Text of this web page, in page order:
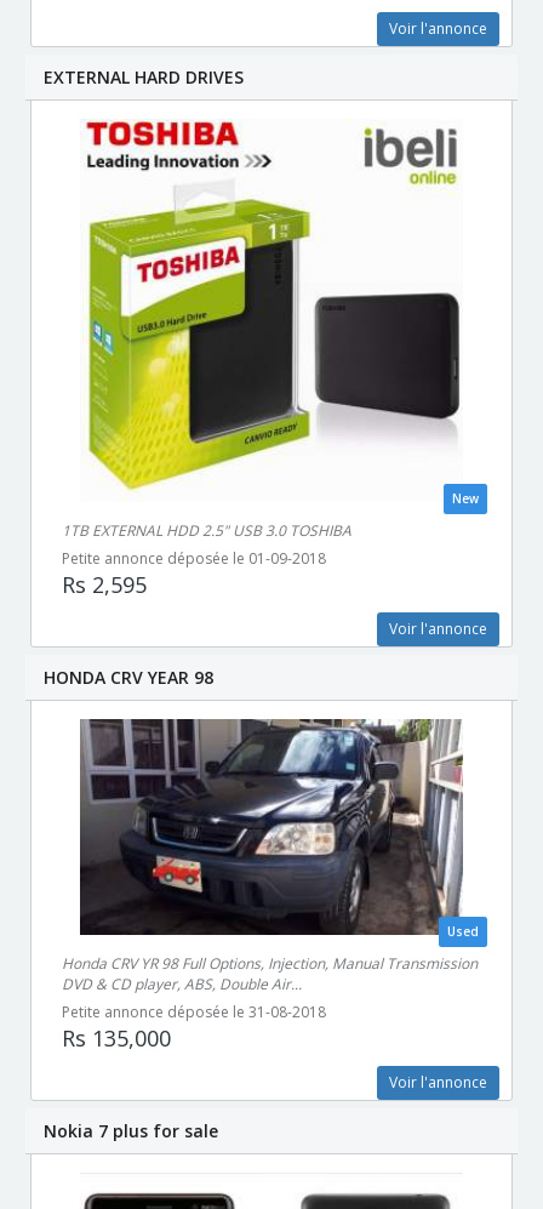
Voir l'annonce
EXTERNAL HARD DRIVES
New
1TB EXTERNAL HDD 2.5" USB 3.0 TOSHIBA
Petite annonce déposée le 01-09-2018
Rs 2,595
Voir l'annonce
HONDA CRV YEAR 98
Used
Honda CRV YR 98 Full Options, Injection, Manual Transmission
DVD & CD player, ABS, Double Air...
Petite annonce déposée le 31-08-2018
Rs 135,000
Voir l'annonce
Nokia 7 plus for sale